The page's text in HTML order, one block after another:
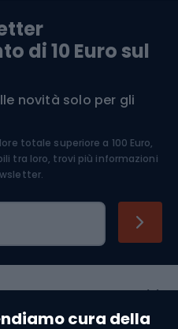
cura della
di 10 Euro sul
novità solo per gli
totale superiore a 100 Euro,
tra loro, trovi più informazioni